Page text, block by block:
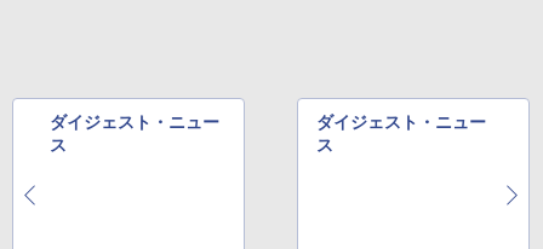
ダイジェスト・ニュー
ス
ダイジェスト・ニュー
ス